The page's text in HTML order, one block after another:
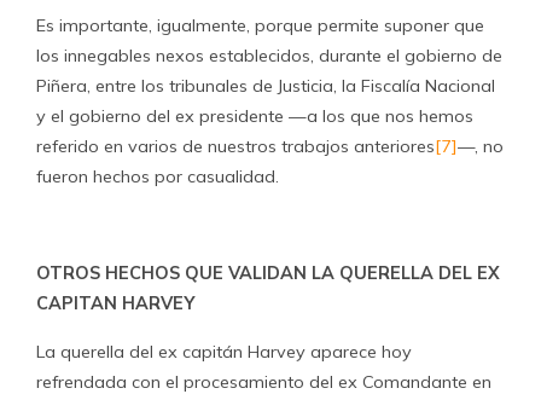
Es importante, igualmente, porque permite suponer que
los innegables nexos establecidos, durante el gobierno de
Piñera, entre los tribunales de Justicia, la Fiscalía Nacional
y el gobierno del ex presidente —a los que nos hemos
referido en varios de nuestros trabajos anteriores[7]—, no
fueron hechos por casualidad.
OTROS HECHOS QUE VALIDAN LA QUERELLA DEL EX
CAPITAN HARVEY
La querella del ex capitán Harvey aparece hoy
refrendada con el procesamiento del ex Comandante en